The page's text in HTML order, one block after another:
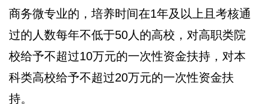
商务微专业的，培养时间在1年及以上且考核通
过的人数每年不低于50人的高校，对高职类院
校给予不超过10万元的一次性资金扶持，对本
科类高校给予不超过20万元的一次性资金扶
持。